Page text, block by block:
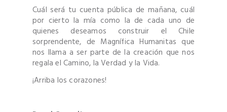
Cuál será tu cuenta pública de mañana, cuál
por cierto la mía como la de cada uno de
quienes deseamos construir el Chile
sorprendente, de Magnífica Humanitas que
nos llama a ser parte de la creación que nos
regala el Camino, la Verdad y la Vida.
¡Arriba los corazones!